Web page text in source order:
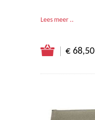
Lees meer ..
€ 68,50